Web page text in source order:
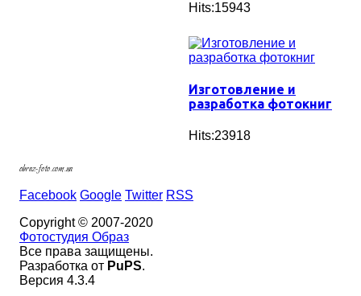
Hits:15943
Изготовление и
разработка фотокниг
Hits:23918
obraz-foto.com.ua
Facebook Google Twitter RSS
Copyright © 2007-2020
Фотостудия Образ
Все права защищены.
Разработка от PuPS.
Версия 4.3.4